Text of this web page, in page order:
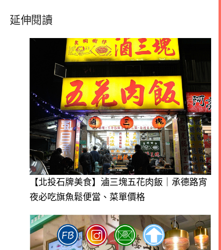
延伸閱讀
【北投石牌美食】滷三塊五花肉飯｜承德路宵
夜必吃旗魚鬆便當、菜單價格